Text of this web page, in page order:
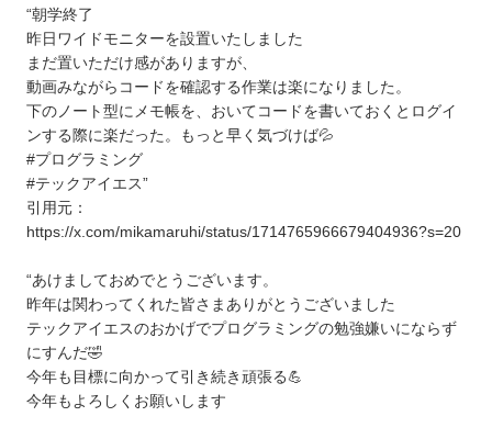
“朝学終了
昨日ワイドモニターを設置いたしました
まだ置いただけ感がありますが、
動画みながらコードを確認する作業は楽になりました。
下のノート型にメモ帳を、おいてコードを書いておくとログイ
ンする際に楽だった。もっと早く気づけば💦
#プログラミング
#テックアイエス”
引用元：
https://x.com/mikamaruhi/status/1714765966679404936?s=20
“あけましておめでとうございます。
昨年は関わってくれた皆さまありがとうございました
テックアイエスのおかげでプログラミングの勉強嫌いにならず
にすんだ🤣
今年も目標に向かって引き続き頑張る💪
今年もよろしくお願いします